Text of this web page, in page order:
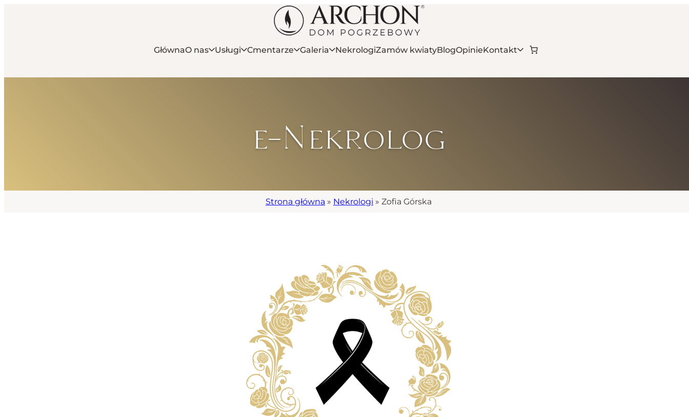
GłównaO nas Usługi Cmentarze Galeria NekrologiZamów kwiatyBlogOpinieKontakt
e-Nekrolog
Strona główna » Nekrologi » Zofia Górska